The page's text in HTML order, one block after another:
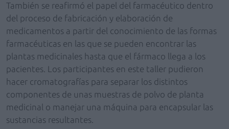
También se reafirmó el papel del farmacéutico dentro
del proceso de fabricación y elaboración de
medicamentos a partir del conocimiento de las formas
farmacéuticas en las que se pueden encontrar las
plantas medicinales hasta que el fármaco llega a los
pacientes. Los participantes en este taller pudieron
hacer cromatografías para separar los distintos
componentes de unas muestras de polvo de planta
medicinal o manejar una máquina para encapsular las
sustancias resultantes.